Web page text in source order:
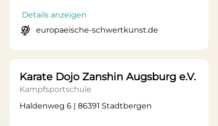
Details anzeigen
europaeische-schwertkunst.de
Karate Dojo Zanshin Augsburg e.V.
Kampfsportschule
Haldenweg 6 | 86391 Stadtbergen